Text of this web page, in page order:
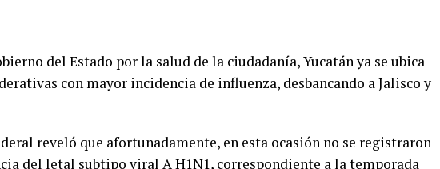
del Estado por la salud de la ciudadanía, Yucatán ya se ubica
con mayor incidencia de influenza, desbancando a Jalisco y
reveló que afortunadamente, en esta ocasión no se registraron
del letal subtipo viral A H1N1, correspondiente a la temporada